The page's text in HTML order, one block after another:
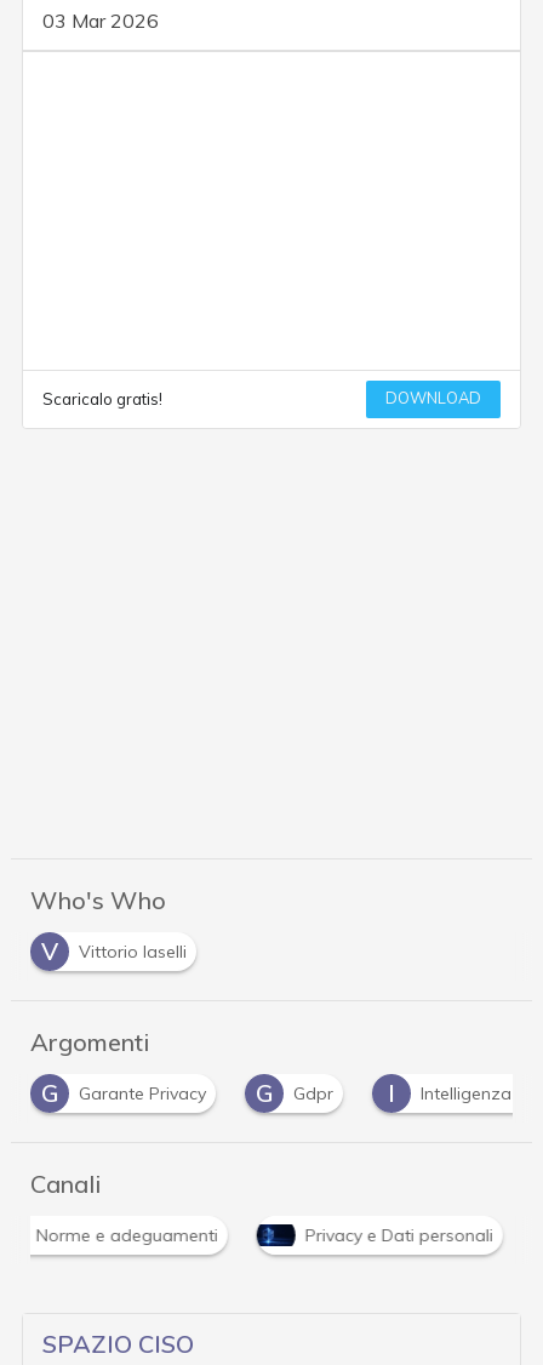
03 Mar 2026
Scaricalo gratis! DOWNLOAD
Who's Who
V
Vittorio Iaselli
Argomenti
G
Gdpr I Intelligenza Artificiale P Privacy
Canali
Norme e adeguamenti Privacy e Dati personali
SPAZIO CISO